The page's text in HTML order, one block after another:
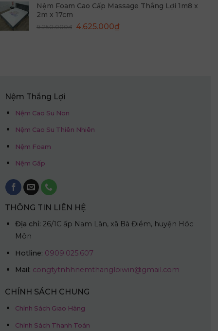
là:
tại
4.975.000₫.
Nệm Foam Cao Cấp Massage Thắng Lợi 1m8 x
2m x 17cm
9.250.000₫ Giá
4.625.000₫Giá
Nệm Thắng Lợi
Nệm Cao Su Non
Nệm Cao Su Thiên Nhiên
Nệm Foam
Nệm Gấp
THÔNG TIN LIÊN HỆ
Địa chỉ: 26/1C ấp Nam Lân, xã Bà Điểm, huyện Hóc
Môn
Hotline: 0909.025.607
Mail: congtytnhhnemthangloiwin@gmail.com
CHÍNH SÁCH CHUNG
Chính Sách Giao Hàng
Chính Sách Thanh Toán